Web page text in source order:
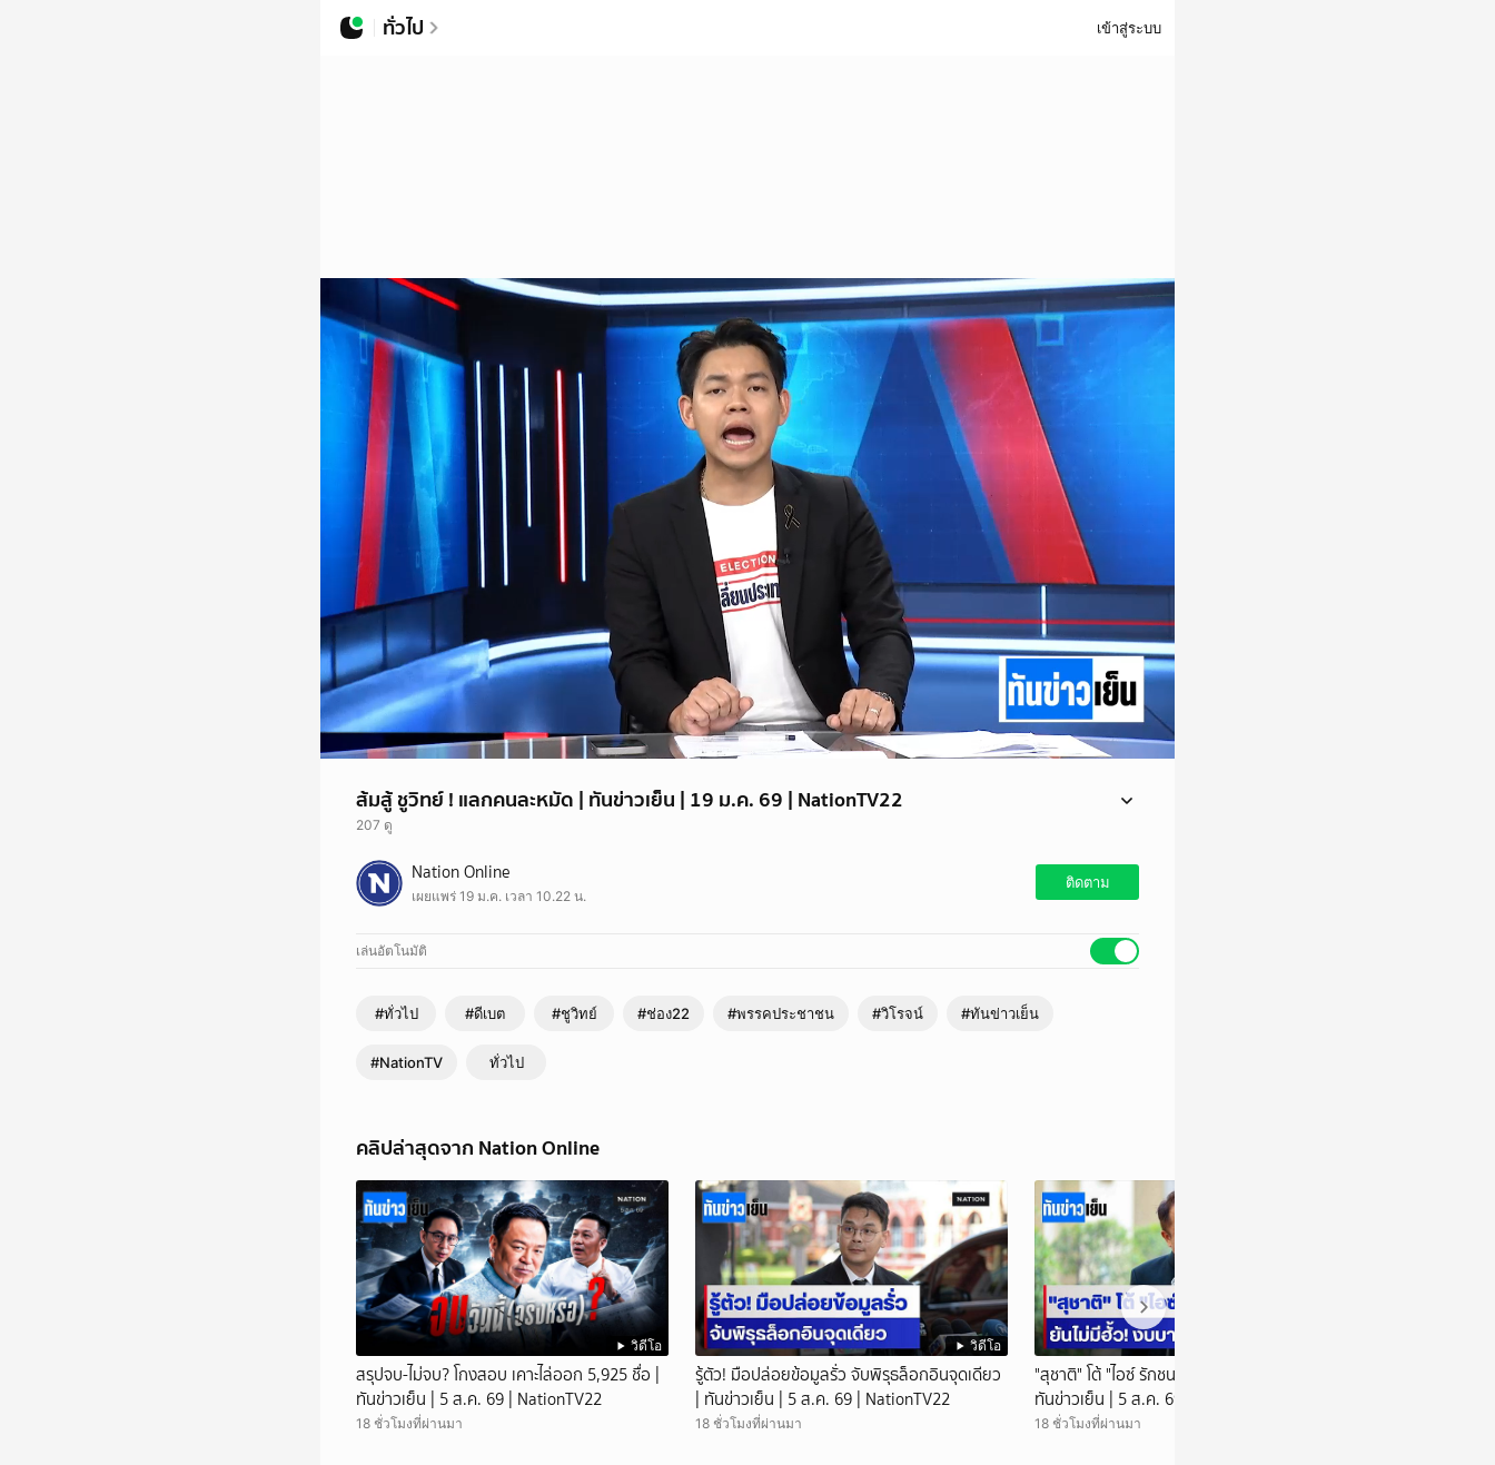
ทั่วไป เข้าสู่ระบบ
ส้มสู้ ชูวิทย์ ! แลกคนละหมัด | ทันข่าวเย็น | 19 ม.ค. 69 | NationTV22
207 ดู
วิโรจน์ ลักขณาอดิศร รองหัวหน้าพรรคประชาชน แถลงโต้ "ชูวิทย์" จับแพะชนแกะ ใช้จินตนาการใส่ร้าย ปชน.ขู่ฟ้องกลับ ด้าน
นายอัจฉริยะ เรืองรัตนพงศ์ ประธานชมรมช่วยเหลือเหยื่ออาชญากรรม ท้า ชูวิทย์ ดีเบต ปมดีลลับพรรคส้มจับมือ บิ๊กโจ๊ก ย้อนรับ
งานใครมาหรือไม่ ขณะที่ ชูวิทย์ ดับเครื่องชน แถลงโต้ทุกเม็ด
Nation Online
เผยแพร่ 19 ม.ค. เวลา 10.22 น.
ติดตาม
เล่นอัตโนมัติ
#ทั่วไป #ดีเบต #ชูวิทย์ #ช่อง22 #พรรคประชาชน #วิโรจน์ #ทันข่าวเย็น
#NationTV ทั่วไป
คลิปล่าสุดจาก Nation Online
วิดีโอ
สรุปจบ-ไม่จบ? โกงสอบ เคาะไล่ออก 5,925 ชื่อ |
ทันข่าวเย็น | 5 ส.ค. 69 | NationTV22
18 ชั่วโมงที่ผ่านมา
วิดีโอ
รู้ตัว! มือปล่อยข้อมูลรั่ว จับพิรุธล็อกอินจุดเดียว
| ทันข่าวเย็น | 5 ส.ค. 69 | NationTV22
18 ชั่วโมงที่ผ่านมา
"สุชาติ" โต้ "ไอซ์ รักชนก" ยันไม่มีฮั้ว! งบบาดาล |
ทันข่าวเย็น | 5 ส.ค. 69 | NationTV22
18 ชั่วโมงที่ผ่านมา